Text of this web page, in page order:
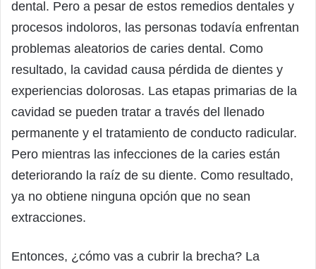
dental. Pero a pesar de estos remedios dentales y
procesos indoloros, las personas todavía enfrentan
problemas aleatorios de caries dental. Como
resultado, la cavidad causa pérdida de dientes y
experiencias dolorosas. Las etapas primarias de la
cavidad se pueden tratar a través del llenado
permanente y el tratamiento de conducto radicular.
Pero mientras las infecciones de la caries están
deteriorando la raíz de su diente. Como resultado,
ya no obtiene ninguna opción que no sean
extracciones.
Entonces, ¿cómo vas a cubrir la brecha? La